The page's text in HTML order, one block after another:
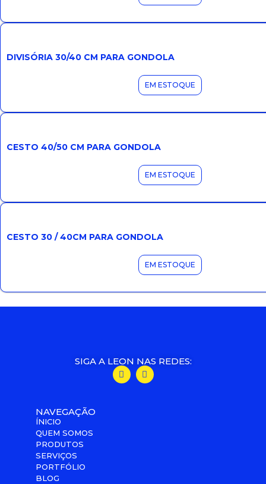
DIVISÓRIA 30/40 CM PARA GONDOLA
EM ESTOQUE
CESTO 40/50 CM PARA GONDOLA
EM ESTOQUE
CESTO 30 / 40CM PARA GONDOLA
EM ESTOQUE
SIGA A LEON NAS REDES:
NAVEGAÇÃO
ÍNICIO
QUEM SOMOS
PRODUTOS
SERVIÇOS
PORTFÓLIO
BLOG